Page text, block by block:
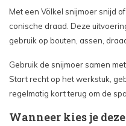
Met een Völkel snijmoer snijd
conische draad. Deze
gebruik op bouten, assen,
Gebruik de snijmoer samen
Start recht op het werkstuk,
regelmatig kort terug om de
Wanneer kies je